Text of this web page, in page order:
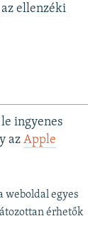
ellenzéki
ingyenes
az Apple
weboldal egyes
érhetők